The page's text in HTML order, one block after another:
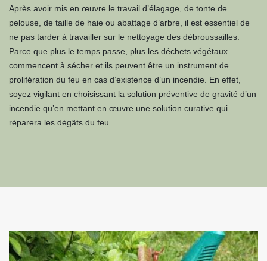
Après avoir mis en œuvre le travail d’élagage, de tonte de
pelouse, de taille de haie ou abattage d’arbre, il est essentiel de
ne pas tarder à travailler sur le nettoyage des débroussailles.
Parce que plus le temps passe, plus les déchets végétaux
commencent à sécher et ils peuvent être un instrument de
prolifération du feu en cas d’existence d’un incendie. En effet,
soyez vigilant en choisissant la solution préventive de gravité d’un
incendie qu’en mettant en œuvre une solution curative qui
réparera les dégâts du feu.